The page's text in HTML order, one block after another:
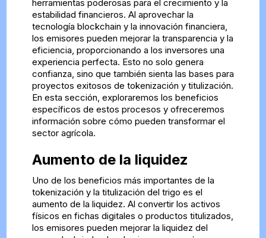
herramientas poderosas para el crecimiento y la
estabilidad financieros. Al aprovechar la
tecnología blockchain y la innovación financiera,
los emisores pueden mejorar la transparencia y la
eficiencia, proporcionando a los inversores una
experiencia perfecta. Esto no solo genera
confianza, sino que también sienta las bases para
proyectos exitosos de tokenización y titulización.
En esta sección, exploraremos los beneficios
específicos de estos procesos y ofreceremos
información sobre cómo pueden transformar el
sector agrícola.
Aumento de la liquidez
Uno de los beneficios más importantes de la
tokenización y la titulización del trigo es el
aumento de la liquidez. Al convertir los activos
físicos en fichas digitales o productos titulizados,
los emisores pueden mejorar la liquidez del